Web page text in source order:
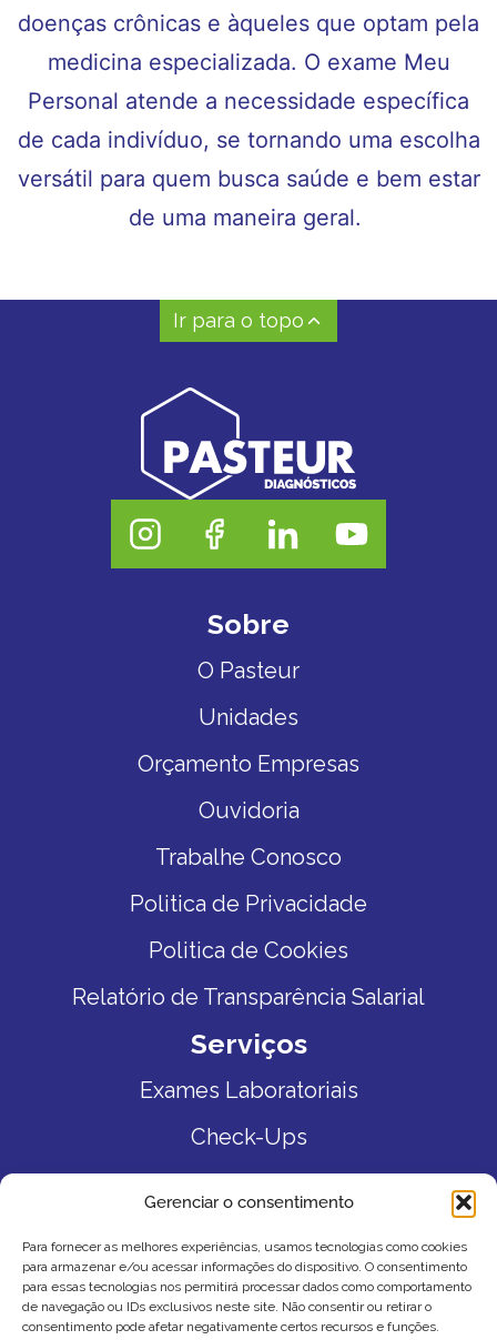
Gerenciar o consentimento
Para fornecer as melhores experiências, usamos tecnologias como cookies
para armazenar e/ou acessar informações do dispositivo. O consentimento
para essas tecnologias nos permitirá processar dados como comportamento
de navegação ou IDs exclusivos neste site. Não consentir ou retirar o
consentimento pode afetar negativamente certos recursos e funções.
doenças crônicas e àqueles que optam pela
medicina especializada. O exame Meu
Personal atende a necessidade específica
de cada indivíduo, se tornando uma escolha
versátil para quem busca saúde e bem estar
de uma maneira geral.
Ir para o topo
Sobre
O Pasteur
Unidades
Orçamento Empresas
Ouvidoria
Trabalhe Conosco
Politica de Privacidade
Politica de Cookies
Relatório de Transparência Salarial
Serviços
Exames Laboratoriais
Check-Ups
Teste do Pezinho
Toxicológico